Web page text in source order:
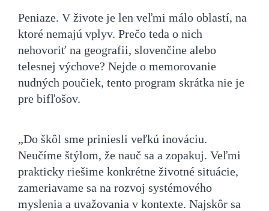
Peniaze. V živote je len veľmi málo oblastí, na
ktoré nemajú vplyv. Prečo teda o nich
nehovoriť na geografii, slovenčine alebo
telesnej výchove? Nejde o memorovanie
nudných poučiek, tento program skrátka nie je
pre bifľošov.
„Do škôl sme priniesli veľkú inováciu.
Neučíme štýlom, že nauč sa a zopakuj. Veľmi
prakticky riešime konkrétne životné situácie,
zameriavame sa na rozvoj systémového
myslenia a uvažovania v kontexte. Najskôr sa